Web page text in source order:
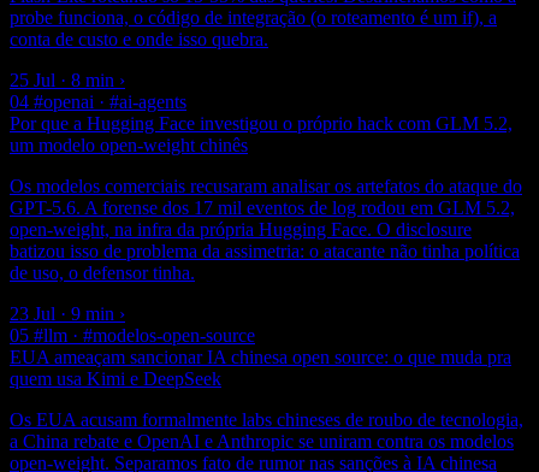
probe funciona, o código de integração (o roteamento é um if), a
conta de custo e onde isso quebra.
25 Jul · 8 min ›
04 #openai · #ai-agents
Por que a Hugging Face investigou o próprio hack com GLM 5.2,
um modelo open-weight chinês
Os modelos comerciais recusaram analisar os artefatos do ataque do
GPT-5.6. A forense dos 17 mil eventos de log rodou em GLM 5.2,
open-weight, na infra da própria Hugging Face. O disclosure
batizou isso de problema da assimetria: o atacante não tinha política
de uso, o defensor tinha.
23 Jul · 9 min ›
05 #llm · #modelos-open-source
EUA ameaçam sancionar IA chinesa open source: o que muda pra
quem usa Kimi e DeepSeek
Os EUA acusam formalmente labs chineses de roubo de tecnologia,
a China rebate e OpenAI e Anthropic se uniram contra os modelos
open-weight. Separamos fato de rumor nas sanções à IA chinesa